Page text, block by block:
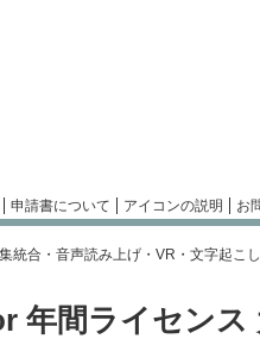
申請書について アイコンの説明 お
統合・音声読み上げ・VR・文字起こ
年間ライセンス